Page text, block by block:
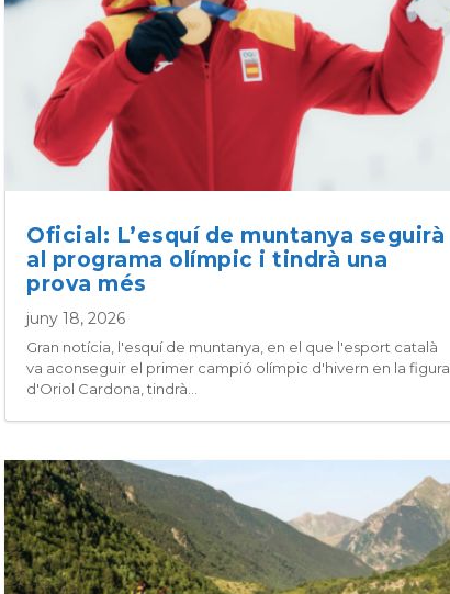
Oficial: L’esquí de muntanya seguirà
al programa olímpic i tindrà una
prova més
juny 18, 2026
Gran notícia, l'esquí de muntanya, en el que l'esport català
va aconseguir el primer campió olímpic d'hivern en la figura
d'Oriol Cardona, tindrà...